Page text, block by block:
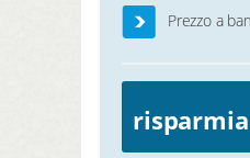
Prezzo a